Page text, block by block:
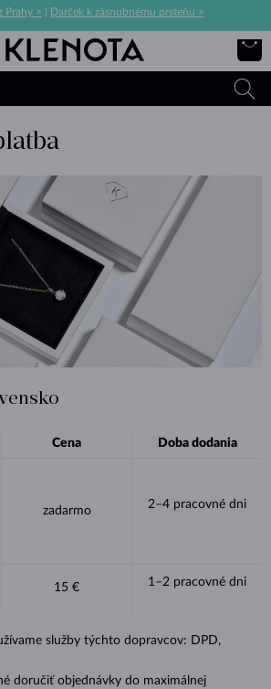
Prahy > Darček k zásnubnému prsteňu >
Cena Doba dodania
zadarmo 2–4 pracovné dni
15 € 1–2 pracovné dni
služby týchto dopravcov: DPD,
doručiť objednávky do maximálnej